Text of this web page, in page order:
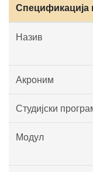
Спецификација
Назив
Акроним
Студијски
Модул